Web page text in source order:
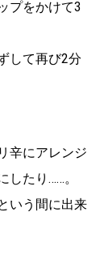
プをかけて3
して再び2分
辛にアレンジ
したり……。
いう間に出来